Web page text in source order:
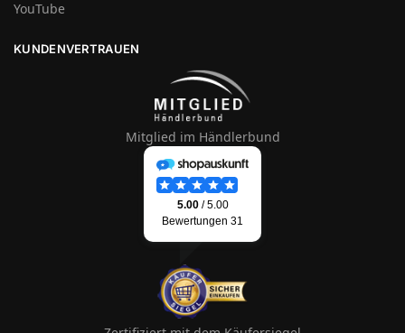
YouTube
KUNDENVERTRAUEN
Mitglied im Händlerbund